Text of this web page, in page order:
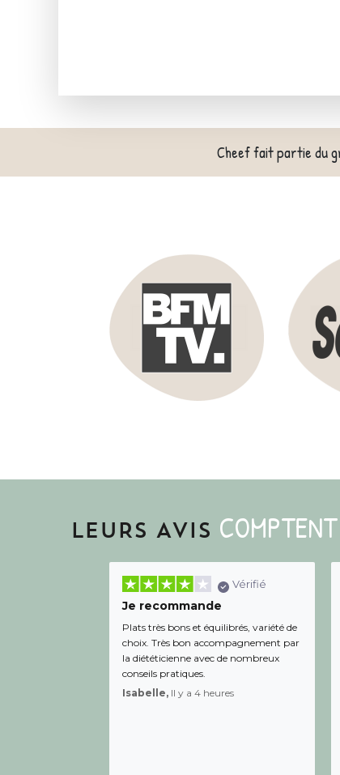
Cheef fait partie du
LEURS AVIS COMPTENT
Vérifié
Je recommande
Plats très bons et équilibrés, variété de
choix. Très bon accompagnement par
la diététicienne avec de nombreux
conseils pratiques.
Isabelle, Il y a 4 heures